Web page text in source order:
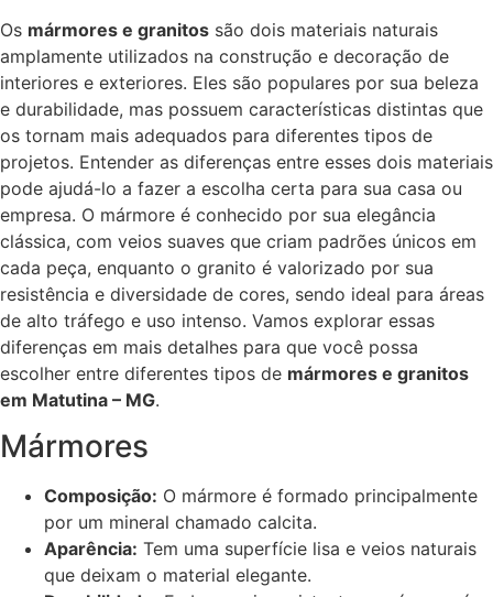
Os mármores e granitos são dois materiais naturais
amplamente utilizados na construção e decoração de
interiores e exteriores. Eles são populares por sua beleza
e durabilidade, mas possuem características distintas que
os tornam mais adequados para diferentes tipos de
projetos. Entender as diferenças entre esses dois materiais
pode ajudá-lo a fazer a escolha certa para sua casa ou
empresa. O mármore é conhecido por sua elegância
clássica, com veios suaves que criam padrões únicos em
cada peça, enquanto o granito é valorizado por sua
resistência e diversidade de cores, sendo ideal para áreas
de alto tráfego e uso intenso. Vamos explorar essas
diferenças em mais detalhes para que você possa
escolher entre diferentes tipos de mármores e granitos
em Matutina – MG.
Mármores
Composição: O mármore é formado principalmente
por um mineral chamado calcita.
Aparência: Tem uma superfície lisa e veios naturais
que deixam o material elegante.